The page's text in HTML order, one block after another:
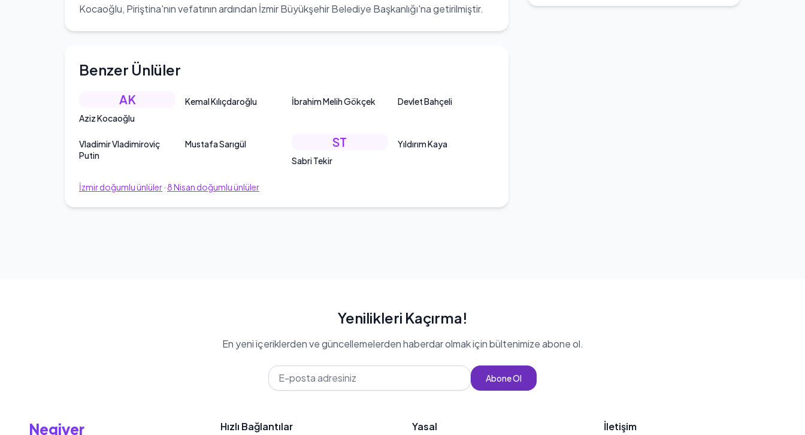
Kocaoğlu, Piriştina'nın vefatının ardından İzmir Büyükşehir Belediye Başkanlığı'na getirilmiştir.
Benzer Ünlüler
AK
Aziz Kocaoğlu
Kemal Kılıçdaroğlu İbrahim Melih Gökçek Devlet Bahçeli
Vladimir Vladimiroviç
Putin
Mustafa Sarıgül ST
Sabri Tekir
Yıldırım Kaya
İzmirdoğumlu ünlüler·8Nisan doğumlu ünlüler
Yenilikleri Kaçırma!
En yeni içeriklerden ve güncellemelerden haberdar olmak için bültenimize abone ol.
Abone Ol
Negiyer Hızlı Bağlantılar Yasal İletişim